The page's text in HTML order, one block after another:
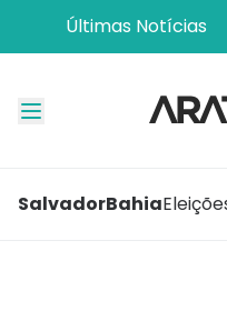
Últimas Notícias
SalvadorBahia